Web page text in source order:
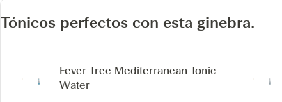
Tónicos perfectos con esta ginebra.
Fever Tree Mediterranean Tonic
Water